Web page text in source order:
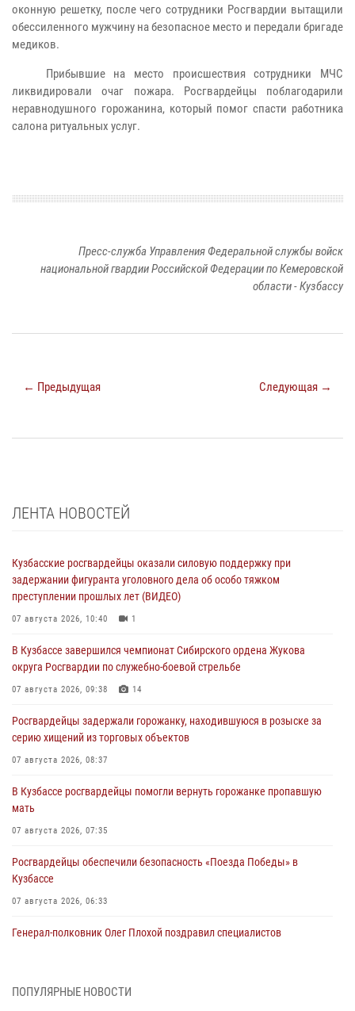
оконную решетку, после чего сотрудники Росгвардии вытащили
обессиленного мужчину на безопасное место и передали бригаде
медиков.
Прибывшие на место происшествия сотрудники МЧС
ликвидировали очаг пожара. Росгвардейцы поблагодарили
неравнодушного горожанина, который помог спасти работника
салона ритуальных услуг.
Пресс-служба Управления Федеральной службы войск
национальной гвардии Российской Федерации по Кемеровской
области - Кузбассу
← Предыдущая Следующая →
ЛЕНТА НОВОСТЕЙ
Кузбасские росгвардейцы оказали силовую поддержку при
задержании фигуранта уголовного дела об особо тяжком
преступлении прошлых лет (ВИДЕО)
07 августа 2026, 10:40 1
В Кузбассе завершился чемпионат Сибирского ордена Жукова
округа Росгвардии по служебно-боевой стрельбе
07 августа 2026, 09:38 14
Росгвардейцы задержали горожанку, находившуюся в розыске за
серию хищений из торговых объектов
07 августа 2026, 08:37
В Кузбассе росгвардейцы помогли вернуть горожанке пропавшую
мать
07 августа 2026, 07:35
Росгвардейцы обеспечили безопасность «Поезда Победы» в
Кузбассе
07 августа 2026, 06:33
Генерал-полковник Олег Плохой поздравил специалистов
07 августа 2026, 05:32
ПОПУЛЯРНЫЕ НОВОСТИ